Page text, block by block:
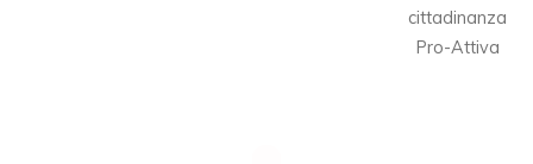
cittadinanza
Pro-Attiva